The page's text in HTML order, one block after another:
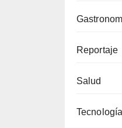
Reportaje
Salud
Tecnología